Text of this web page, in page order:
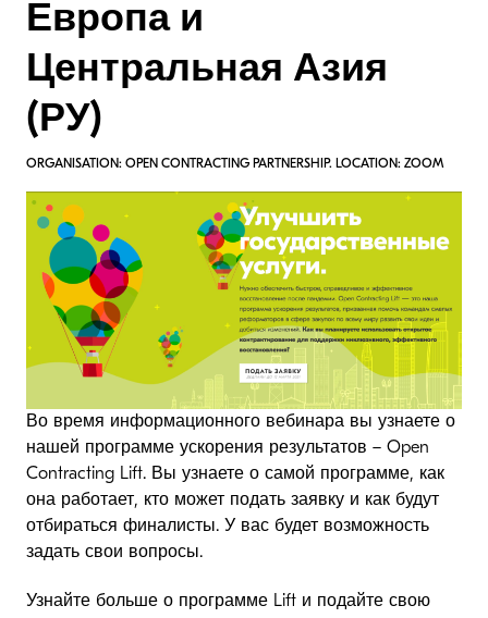
Европа и
Центральная Азия
(РУ)
ORGANISATION: OPEN CONTRACTING PARTNERSHIP. LOCATION: ZOOM
Во время информационного вебинара вы узнаете о
нашей программе ускорения результатов – Open
Contracting Lift. Вы узнаете о самой программе, как
она работает, кто может подать заявку и как будут
отбираться финалисты. У вас будет возможность
задать свои вопросы.
Узнайте больше о программе Lift и подайте свою